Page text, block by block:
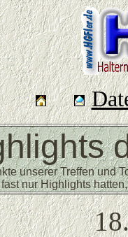
unserer Treffen und
nur Highlights